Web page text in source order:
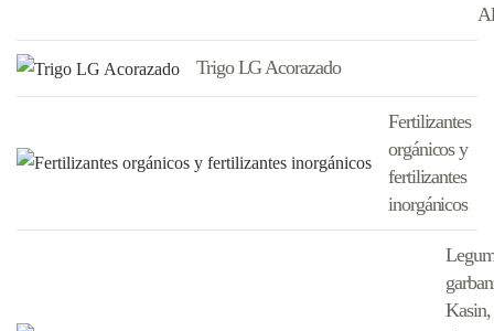
Trigo LG Acorazado
Fertilizantes
orgánicos y
fertilizantes
inorgánicos
Kasin,